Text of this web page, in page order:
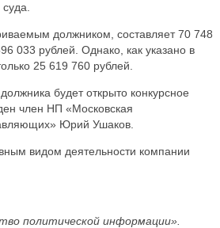
должником, составляет 70 748
033 рублей. Однако, как указано в
25 619 760 рублей.
будет открыто конкурсное
член НП «Московская
Юрий Ушаков.
видом деятельности компании
политической информации».